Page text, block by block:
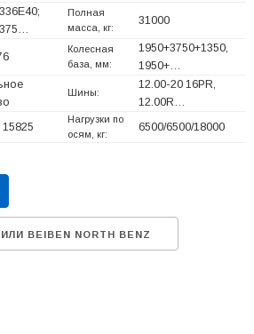
Полная
масса, кг:
31000
Колесная
база, мм:
1950+3750+1350,
1950+…
Шины:
12.00-20 16PR,
12.00R…
15825
Нагрузки по
осям, кг:
6500/6500/18000
BEIBEN NORTH BENZ